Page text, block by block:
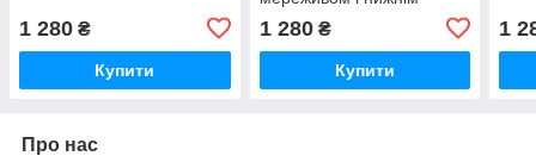
1 280 ₴
Купити
1 280₴
Купити
1
Про нас